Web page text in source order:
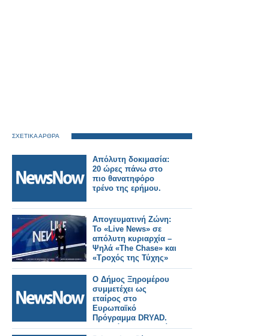
ΣΧΕΤΙΚΑ ΑΡΘΡΑ
Απόλυτη δοκιμασία:
20 ώρες πάνω στο
πιο θανατηφόρο
τρένο της ερήμου.
Απογευματινή Ζώνη:
Το «Live News» σε
απόλυτη κυριαρχία –
Ψηλά «The Chase» και
«Τροχός της Τύχης»
Ο Δήμος Ξηρομέρου
συμμετέχει ως
εταίρος στο
Ευρωπαϊκό
Πρόγραμμα DRYAD.
Με απόλυτη επιτυχία